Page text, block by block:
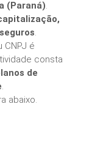
(Paraná).
.
CNPJ é
consta
de
.
abaixo.